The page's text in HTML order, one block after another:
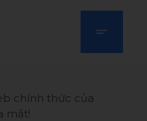
chính thức của
mắt!